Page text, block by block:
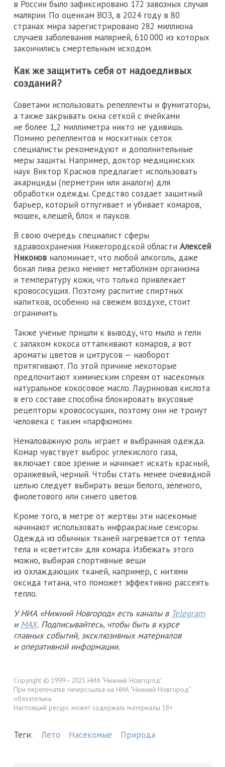
в России было зафиксировано 172 завозных случая
малярии. По оценкам ВОЗ, в 2024 году в 80
странах мира зарегистрировано 282 миллиона
случаев заболевания малярией, 610 000 из которых
закончились смертельным исходом.
Как же защитить себя от надоедливых
созданий?
Советами использовать репелленты и фумигаторы,
а также закрывать окна сеткой с ячейками
не более 1,2 миллиметра никто не удивишь.
Помимо репеллентов и москитных сеток
специалисты рекомендуют и дополнительные
меры защиты. Например, доктор медицинских
наук Виктор Краснов предлагает использовать
акарициды (перметрин или аналоги) для
обработки одежды. Средство создает защитный
барьер, который отпугивает и убивает комаров,
мошек, клещей, блох и пауков.
В свою очередь специалист сферы
здравоохранения Нижегородской области Алексей
Никонов напоминает, что любой алкоголь, даже
бокал пива резко меняет метаболизм организма
и температуру кожи, что только привлекает
кровососущих. Поэтому распитие спиртных
напитков, особенно на свежем воздухе, стоит
ограничить.
Также ученые пришли к выводу, что мыло и гели
с запахом кокоса отталкивают комаров, а вот
ароматы цветов и цитрусов — наоборот
притягивают. По этой причине некоторые
предпочитают химическим спреям от насекомых
натуральное кокосовое масло. Лауриновая кислота
в его составе способна блокировать вкусовые
рецепторы кровососущих, поэтому они не тронут
человека с таким «парфюмом».
Немаловажную роль играет и выбранная одежда.
Комар чувствует выброс углекислого газа,
включает свое зрение и начинает искать красный,
оранжевый, черный. Чтобы стать менее очевидной
целью следует выбирать вещи белого, зеленого,
фиолетового или синего цветов.
Кроме того, в метре от жертвы эти насекомые
начинают использовать инфракрасные сенсоры.
Одежда из обычных тканей нагревается от тепла
тела и «светится» для комара. Избежать этого
можно, выбирая спортивные вещи
из охлаждающих тканей, например, с нитями
оксида титана, что поможет эффективно рассеять
тепло.
У НИА «Нижний Новгород» есть каналы в Telegram
и MAX. Подписывайтесь, чтобы быть в курсе
главных событий, эксклюзивных материалов
и оперативной информации.
Copyright © 1999—2025 НИА "Нижний Новгород".
При перепечатке гиперссылка на НИА "Нижний Новгород"
обязательна.
Настоящий ресурс может содержать материалы 18+
Теги: Лето Насекомые Природа